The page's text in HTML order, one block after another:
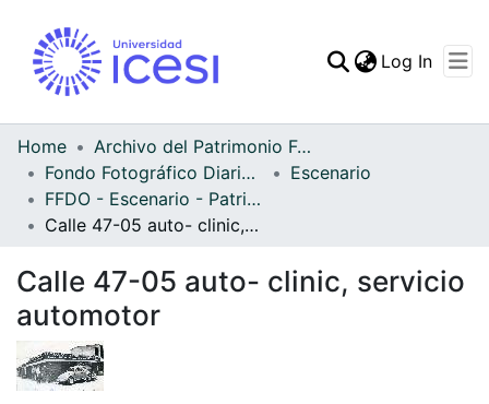
Statistics
Log In
Home
Archivo del Patrimonio Fotográfico y Fílmico del Valle del Cauca
Fondo Fotográfico Diario Occidente
Escenario
FFDO - Escenario - Patrimonial
Calle 47-05 auto- clinic, servicio automotor
Calle 47-05 auto- clinic, servicio
automotor